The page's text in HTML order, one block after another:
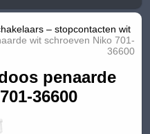
– stopcontacten wit
wit schroeven Niko 701-
36600
penaarde
36600